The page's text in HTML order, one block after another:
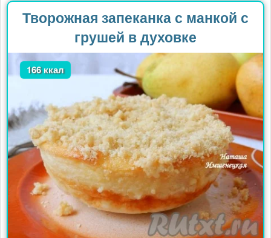
Творожная запеканка с манкой с
грушей в духовке
166 ккал